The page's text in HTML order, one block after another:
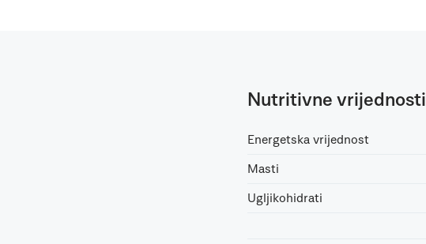
Nutritivne vrijednosti
Energetska vrijednost
Masti
Ugljikohidrati